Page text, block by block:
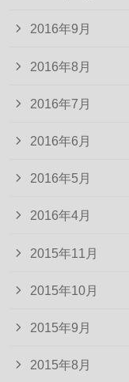
2016年9月
2016年8月
2016年7月
2016年6月
2016年5月
2016年4月
2015年11月
2015年10月
2015年9月
2015年8月